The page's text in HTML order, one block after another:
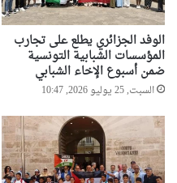
الوفد الجزائري يطلع على تجارب
المؤسسات الشبابية التونسية
ضمن أسبوع الإخاء الشبابي
السبت, 25 يوليو 2026, 10:47